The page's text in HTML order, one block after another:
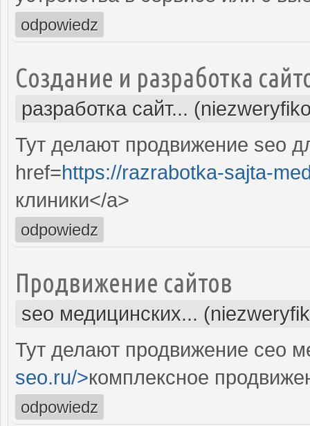
odpowiedz
Создание и разработка
разработка сайт...
Тут делают продвижение seo
href=https://razrabotka-sajta-
клиники</a>
odpowiedz
Продвижение сайтов
seo медицинских...
Тут делают продвижение сео
seo.ru/>комплексное
odpowiedz